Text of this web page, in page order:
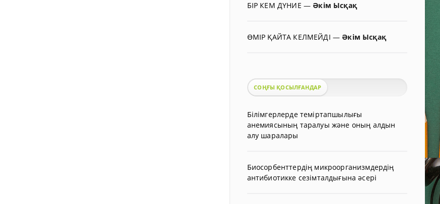
БІР КЕМ ДҮНИЕ — Әкім Ысқақ
ӨМІР ҚАЙТА КЕЛМЕЙДІ — Әкім Ысқақ
СОҢҒЫ ҚОСЫЛҒАНДАР
Білімгерлерде теміртапшылығы
анемиясының таралуы және оның алдын
алу шаралары
Биосорбенттердің микроорганизмдердің
антибиотикке сезімталдығына әсері